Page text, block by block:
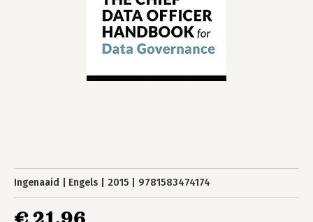
Ingenaaid Engels 2015 9781583474174